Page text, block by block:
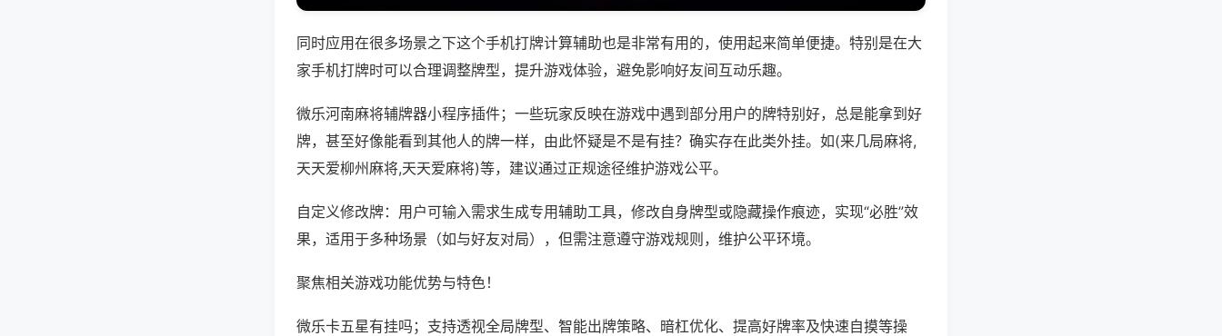
同时应用在很多场景之下这个手机打牌计算辅助也是非常有用的，使用起来简单便捷。特别是在大
家手机打牌时可以合理调整牌型，提升游戏体验，避免影响好友间互动乐趣。
微乐河南麻将辅牌器小程序插件；一些玩家反映在游戏中遇到部分用户的牌特别好，总是能拿到好
牌，甚至好像能看到其他人的牌一样，由此怀疑是不是有挂？确实存在此类外挂。如(来几局麻将,
天天爱柳州麻将,天天爱麻将)等，建议通过正规途径维护游戏公平。
自定义修改牌：用户可输入需求生成专用辅助工具，修改自身牌型或隐藏操作痕迹，实现“必胜”效
果，适用于多种场景（如与好友对局），但需注意遵守游戏规则，维护公平环境。
聚焦相关游戏功能优势与特色！
微乐卡五星有挂吗；支持透视全局牌型、智能出牌策略、暗杠优化、提高好牌率及快速自摸等操